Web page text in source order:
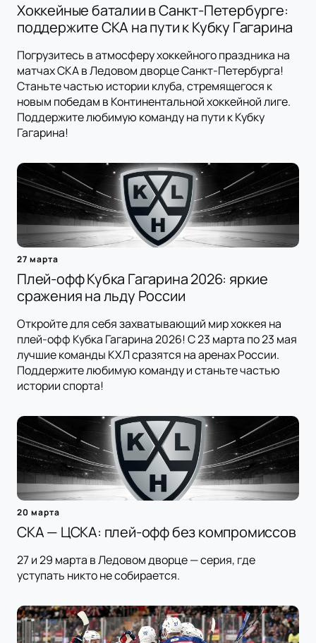
Хоккейные баталии в Санкт-Петербурге:
поддержите СКА на пути к Кубку Гагарина
Погрузитесь в атмосферу хоккейного праздника на
матчах СКА в Ледовом дворце Санкт-Петербурга!
Станьте частью истории клуба, стремящегося к
новым победам в Континентальной хоккейной лиге.
Поддержите любимую команду на пути к Кубку
Гагарина!
27 марта
Плей-офф Кубка Гагарина 2026: яркие
сражения на льду России
Откройте для себя захватывающий мир хоккея на
плей-офф Кубка Гагарина 2026! С 23 марта по 23 мая
лучшие команды КХЛ сразятся на аренах России.
Поддержите любимую команду и станьте частью
истории спорта!
20 марта
СКА — ЦСКА: плей-офф без компромиссов
27 и 29 марта в Ледовом дворце — серия, где
уступать никто не собирается.